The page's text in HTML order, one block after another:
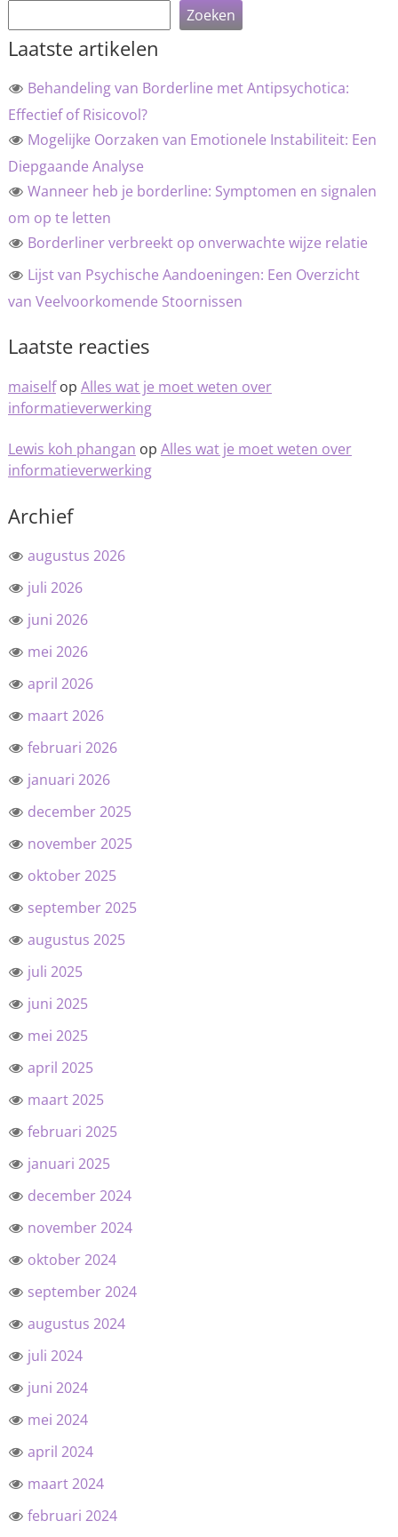
Zoeken
Laatste artikelen
Behandeling van Borderline met Antipsychotica:
Effectief of Risicovol?
Mogelijke Oorzaken van Emotionele Instabiliteit: Een
Diepgaande Analyse
Wanneer heb je borderline: Symptomen en signalen
om op te letten
Borderliner verbreekt op onverwachte wijze relatie
Lijst van Psychische Aandoeningen: Een Overzicht
van Veelvoorkomende Stoornissen
Laatste reacties
maiselfop Alles wat je moet weten over
informatieverwerking
Lewis koh phangan op Alles wat je moet weten over
informatieverwerking
Archief
augustus 2026
juli 2026
juni 2026
mei 2026
april 2026
maart 2026
februari 2026
januari 2026
december 2025
november 2025
oktober 2025
september 2025
augustus 2025
juli 2025
juni 2025
mei 2025
april 2025
maart 2025
februari 2025
januari 2025
december 2024
november 2024
oktober 2024
september 2024
augustus 2024
juli 2024
juni 2024
mei 2024
april 2024
maart 2024
februari 2024